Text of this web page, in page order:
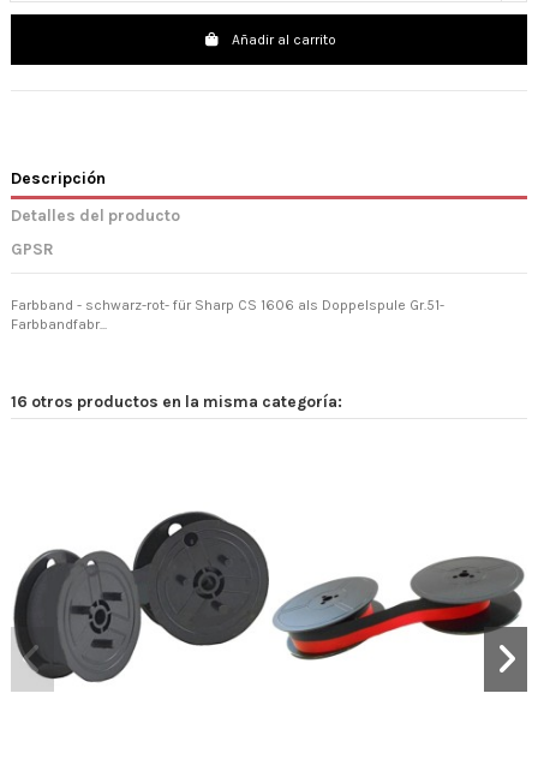
Añadir al carrito
Descripción
Detalles del producto
GPSR
Farbband - schwarz-rot- für Sharp CS 1606 als Doppelspule Gr.51-
Farbbandfabr...
16 otros productos en la misma categoría: